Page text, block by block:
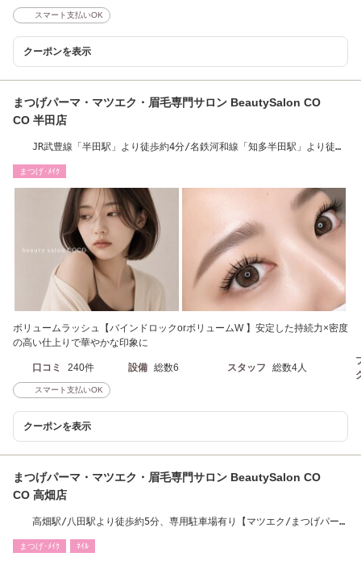
スマート支払いOK
クーポンを表示
まつげパーマ・マツエク・眉毛専門サロン BeautySalon CO
CO 半田店
JR武豊線「半田駅」より徒歩約4分/名鉄河和線「知多半田駅」より徒歩
まつげ･ﾒｲｸ
ボリュームラッシュ【バインドロックorボリュームW 】安定した持続力×密度
の高い仕上りで華やかな印象に
口コミ 240件 設備 総数6 スタッフ 総数4人
スマート支払いOK
クーポンを表示
まつげパーマ・マツエク・眉毛専門サロン BeautySalon CO
CO 高畑店
高畑駅/八田駅より徒歩約5分、専用駐車場有り【マツエク/まつげパー
まつげ･ﾒｲｸ ﾈｲﾙ